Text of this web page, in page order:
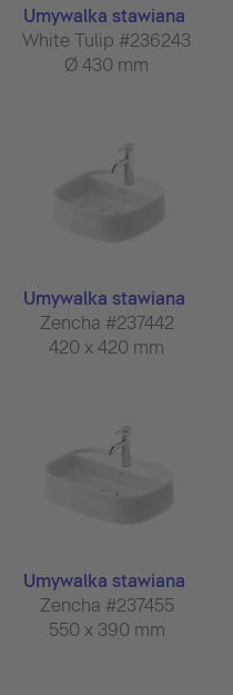
Umywalka stawiana
White Tulip #236243
Ø 430 mm
Umywalka stawiana
Zencha #237442
420 x 420 mm
Umywalka stawiana
Zencha #237455
550 x 390 mm